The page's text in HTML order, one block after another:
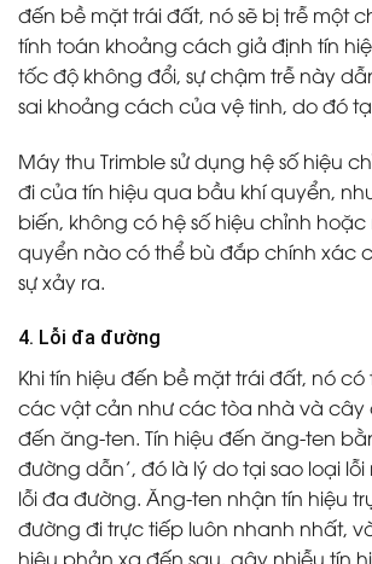
đến bề mặt trái đất, nó sẽ bị trễ một
tính toán khoảng cách giả định tín
tốc độ không đổi, sự chậm trễ này
sai khoảng cách của vệ tinh, do đó
Máy thu Trimble sử dụng hệ số hiệu
đi của tín hiệu qua bầu khí quyển,
biến, không có hệ số hiệu chỉnh hoặc
quyển nào có thể bù đắp chính xác
sự xảy ra.
4. Lỗi đa đường
Khi tín hiệu đến bề mặt trái đất, nó
các vật cản như các tòa nhà và cây
đến ăng-ten. Tín hiệu đến ăng-ten
đường dẫn’, đó là lý do tại sao loại
lỗi đa đường. Ăng-ten nhận tín hiệu
đường đi trực tiếp luôn nhanh nhất,
hiệu phản xạ đến sau, gây nhiễu tín